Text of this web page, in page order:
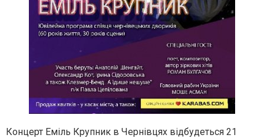
Концерт Еміль Крупник в Чернівцях відбудеться 21